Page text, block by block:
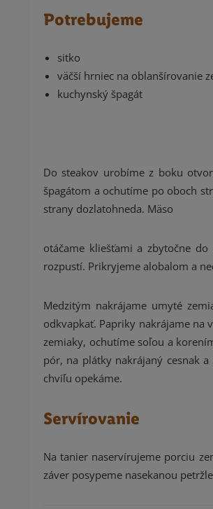
Potrebujeme
sitko
väčší hrniec na oblanšírovanie
kuchynský špagát
Do steakov urobíme z boku
špagátom a ochutíme po oboch
strany dozlatohneda. Mäso
otáčame kliešťami a zbytočne
rozpustí. Prikryjeme alobalom a
Medzitým nakrájame umyté
odkvapkať. Papriky nakrájame na
zemiaky, ochutíme soľou a
pór, na plátky nakrájaný cesnak
chvíľu opekáme.
Servírovanie
Na tanier naservírujeme porciu
záver posypeme nasekanou